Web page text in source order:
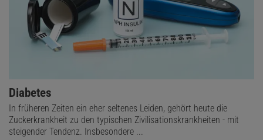
Diabetes
In früheren Zeiten ein eher seltenes Leiden, gehört heute die
Zuckerkrankheit zu den typischen Zivilisationskrankheiten - mit
steigender Tendenz. Insbesondere ...